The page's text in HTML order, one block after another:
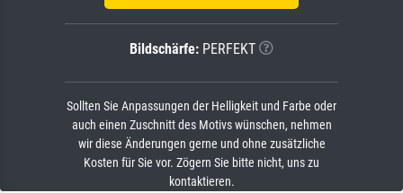
Bildschärfe: PERFEKT
Sollten Sie Anpassungen der Helligkeit und Farbe oder
auch einen Zuschnitt des Motivs wünschen, nehmen
wir diese Änderungen gerne und ohne zusätzliche
Kosten für Sie vor. Zögern Sie bitte nicht, uns zu
kontaktieren.